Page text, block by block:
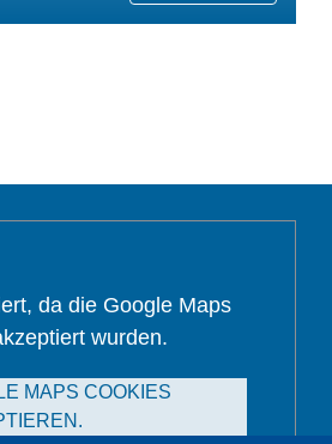
da die Google Maps
wurden.
MAPS COOKIES